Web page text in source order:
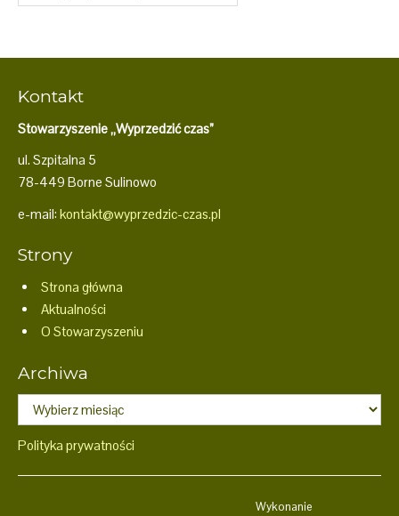
Kontakt
Stowarzyszenie „Wyprzedzić czas”
ul. Szpitalna 5
78-449 Borne Sulinowo
e-mail: kontakt@wyprzedzic-czas.pl
Strony
Strona główna
Aktualności
O Stowarzyszeniu
Archiwa
Archiwa
Polityka prywatności
Wykonanie